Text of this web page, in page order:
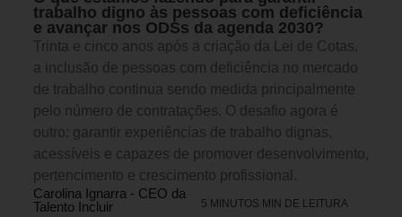
trabalho digno às pessoas com deficiência
e avançar nos ODSs da agenda 2030?
Trinta e cinco anos após a criação da Lei de Cotas,
a inclusão de pessoas com deficiência no mercado
de trabalho continua sendo medida principalmente
pelo número de contratações. O desafio agora é
outro: garantir experiências de trabalho dignas,
acessíveis e capazes de promover desenvolvimento,
pertencimento e crescimento profissional.
Carolina Ignarra - CEO da
Talento Incluir
5 MINUTOS MIN DE LEITURA